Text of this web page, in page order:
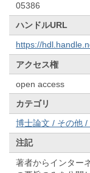
05386
ハンドルURL
https://
アクセス権
open access
カテゴリ
博士論文 / その他
注記
著者からインター